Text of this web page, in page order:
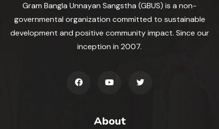
Gram Bangla Unnayan Sangstha (GBUS) is a non-
governmental organization committed to sustainable
development and positive community impact. Since our
inception in 2007.
About